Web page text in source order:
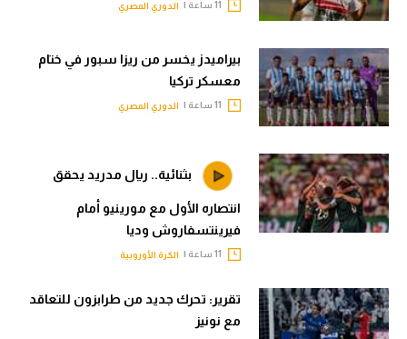
الدوري المصري
بيراميدز يخسر من ريزا سبور في ختام
معسكر تركيا
الدوري المصري
بثنائية.. ريال مدريد يحقق
انتصاره الأول مع مورينيو أمام
فيرينتسفاروش وديا
الكرة الأوروبية
تقرير: تحرك جديد من طرابزون للتعاقد
مع نونيز